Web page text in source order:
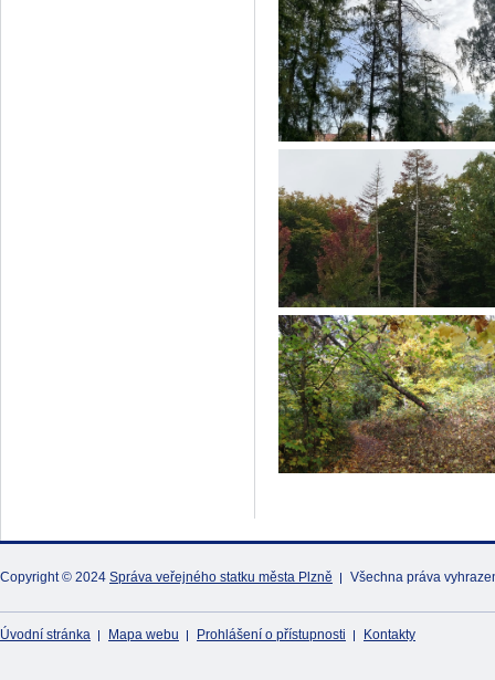
Copyright © 2024 Správa veřejného statku města Plzně Všechna práva
Úvodní stránka Mapa webu Prohlášení o přístupnosti Kontakty